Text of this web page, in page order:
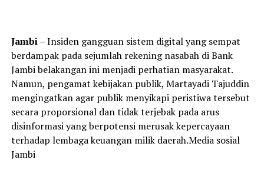
Jambi– Insiden gangguan sistem digital yang sempat
berdampak pada sejumlah rekening nasabah di Bank
Jambi belakangan ini menjadi perhatian masyarakat.
Namun, pengamat kebijakan publik, Martayadi Tajuddin
mengingatkan agar publik menyikapi peristiwa tersebut
secara proporsional dan tidak terjebak pada arus
disinformasi yang berpotensi merusak kepercayaan
terhadap lembaga keuangan milik daerah.Media sosial
Jambi